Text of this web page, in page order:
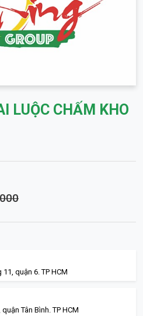
LUỘC CHẤM KHO
quận 6. TP HCM
Tân Bình. TP HCM